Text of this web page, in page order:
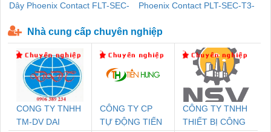
Dây Phoenix Contact FLT-SEC-
Phoenix Contact PLT-SEC-T3-
Nhà cung cấp chuyên nghiệp
CONG TY TNHH
TM-DV DAI
CÔNG TY CP
TỰ ĐỘNG TIẾN
CÔNG TY TNHH
THIẾT BỊ CÔNG